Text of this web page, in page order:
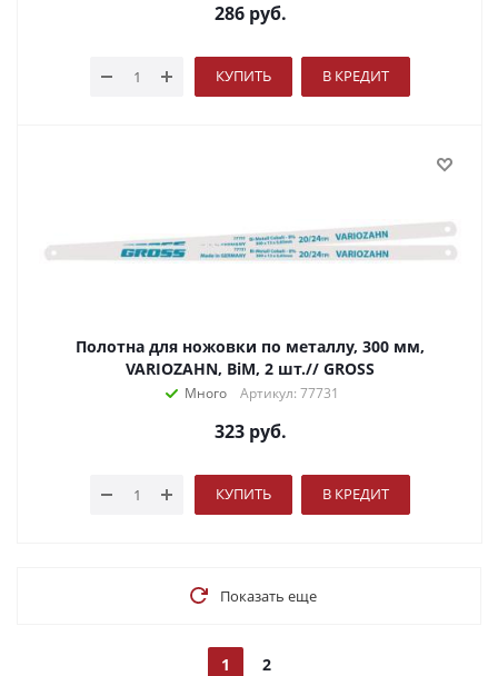
286руб.
КУПИТЬ В КРЕДИТ
Полотна для ножовки по металлу, 300 мм,
VARIOZAHN, BiM, 2 шт.// GROSS
Много Артикул: 77731
323руб.
КУПИТЬ В КРЕДИТ
Показать еще
1 2